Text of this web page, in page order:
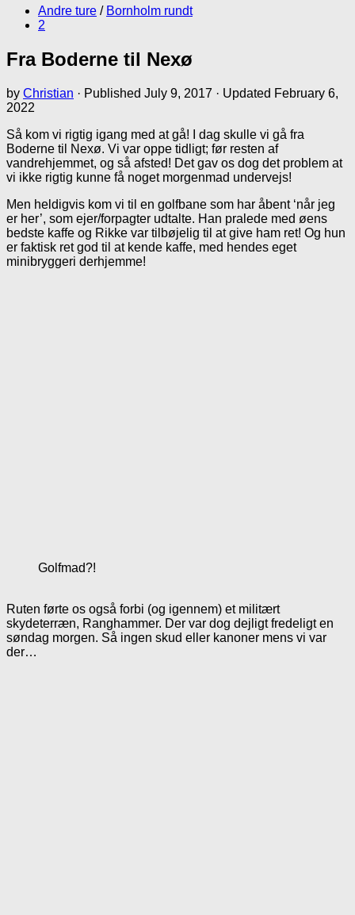
Andre ture / Bornholm rundt
2
Fra Boderne til Nexø
by Christian · Published July 9, 2017 · Updated February 6,
2022
Så kom vi rigtig igang med at gå! I dag skulle vi gå fra
Boderne til Nexø. Vi var oppe tidligt; før resten af
vandrehjemmet, og så afsted! Det gav os dog det problem at
vi ikke rigtig kunne få noget morgenmad undervejs!
Men heldigvis kom vi til en golfbane som har åbent ‘når jeg
er her’, som ejer/forpagter udtalte. Han pralede med øens
bedste kaffe og Rikke var tilbøjelig til at give ham ret! Og hun
er faktisk ret god til at kende kaffe, med hendes eget
minibryggeri derhjemme!
Golfmad?!
Ruten førte os også forbi (og igennem) et militært
skydeterræn, Ranghammer. Der var dog dejligt fredeligt en
søndag morgen. Så ingen skud eller kanoner mens vi var
der…